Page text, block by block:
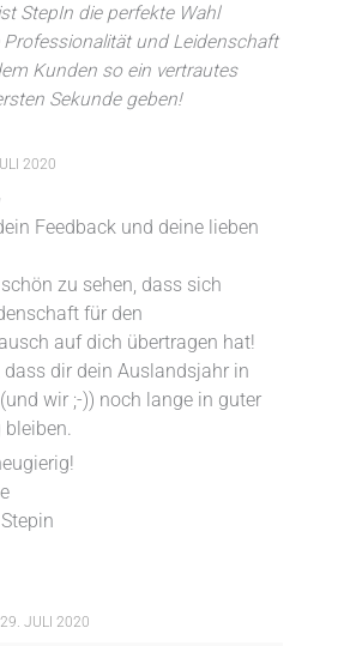
StepIn die perfekte Wahl
Professionalität und Leidenschaft
Kunden so ein vertrautes
Sekunde geben!
2020
Feedback und deine lieben
zu sehen, dass sich
für den
auf dich übertragen hat!
dass dir dein Auslandsjahr in
wir ;-)) noch lange in guter
bleiben.
29. JULI 2020